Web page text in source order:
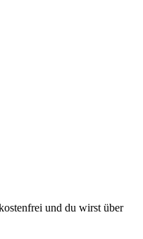
und du wirst über